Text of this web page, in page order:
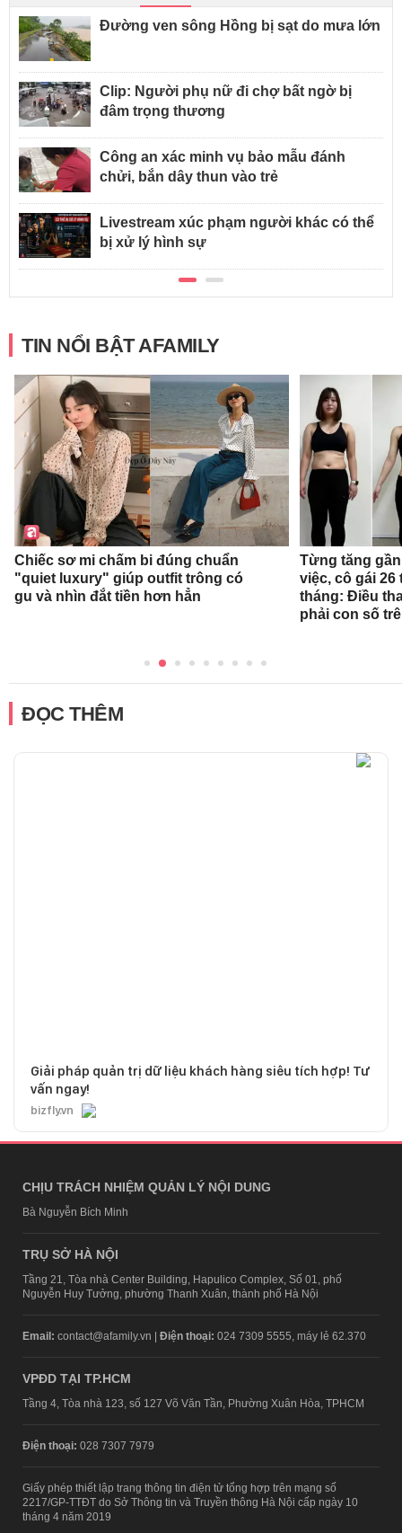
Đường ven sông Hồng bị sạt do mưa lớn
Clip: Người phụ nữ đi chợ bất ngờ bị
đâm trọng thương
Công an xác minh vụ bảo mẫu đánh
chửi, bắn dây thun vào trẻ
Livestream xúc phạm người khác có thể
bị xử lý hình sự
TIN NỔI BẬT AFAMILY
Chiếc sơ mi chấm bi đúng chuẩn
"quiet luxury" giúp outfit trông có
gu và nhìn đắt tiền hơn hẳn
Từng tăng
việc, cô gái
tháng: Điều
phải con số
ĐỌC THÊM
Giải pháp quản trị dữ liệu khách hàng siêu tích hợp! Tư
vấn ngay!
bizfly.vn
CHỊU TRÁCH NHIỆM QUẢN LÝ NỘI DUNG
Bà Nguyễn Bích Minh
TRỤ SỞ HÀ NỘI
Tầng 21, Tòa nhà Center Building, Hapulico Complex, Số 01, phố
Nguyễn Huy Tưởng, phường Thanh Xuân, thành phố Hà Nội
Email: contact@afamily.vn | Điện thoại: 024 7309 5555, máy lẻ 62.370
VPĐD TẠI TP.HCM
Tầng 4, Tòa nhà 123, số 127 Võ Văn Tần, Phường Xuân Hòa, TPHCM
Điện thoại: 028 7307 7979
Giấy phép thiết lập trang thông tin điện tử tổng hợp trên mạng số
2217/GP-TTĐT do Sở Thông tin và Truyền thông Hà Nội cấp ngày 10
tháng 4 năm 2019